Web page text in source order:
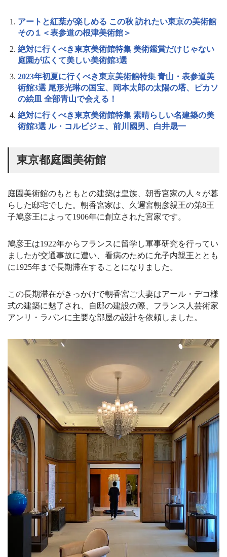
アートと紅葉が楽しめる この秋 訪れたい東京の美術館
その１＜表参道の根津美術館＞
絶対に行くべき東京美術館特集 美術鑑賞だけじゃない
庭園が広くて美しい美術館3選
2023年初夏に行くべき東京美術館特集 青山・表参道美
術館3選 尾形光琳の国宝、岡本太郎の太陽の塔、ピカソ
の絵皿 全部青山で会える！
絶対に行くべき東京美術館特集 素晴らしい名建築の美
術館3選 ル・コルビジェ、前川國男、白井晟一
東京都庭園美術館
庭園美術館のもともとの建築は皇族、朝香宮家の人々が暮
らした邸宅でした。朝香宮家は、久邇宮朝彦親王の第8王
子鳩彦王によって1906年に創立された宮家です。
鳩彦王は1922年からフランスに留学し軍事研究を行ってい
ましたが交通事故に遭い、看病のために允子内親王ととも
に1925年まで長期滞在することになりました。
この長期滞在がきっかけで朝香宮ご夫妻はアール・デコ様
式の建築に魅了され、自邸の建設の際、フランス人芸術家
アンリ・ラパンに主要な部屋の設計を依頼しました。